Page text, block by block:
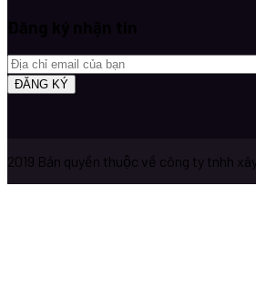
2019 Bản quyền thuộc về công ty tnhh